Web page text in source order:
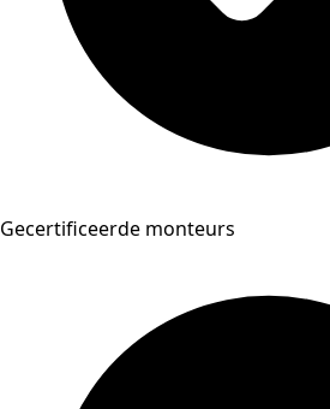
Gecertificeerde monteurs